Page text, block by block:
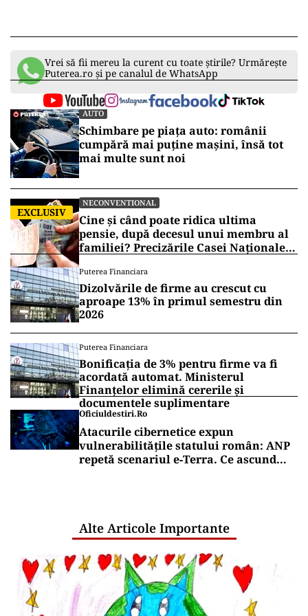
Vrei să fii mereu la curent cu toate știrile? Urmărește
Puterea.ro și pe canalul de WhatsApp
AUTO
Schimbare pe piața auto: românii
cumpără mai puține mașini, însă tot
mai multe sunt noi
EXCLUSIV
NECONVENTIONAL
Cine și când poate ridica ultima
pensie, după decesul unui membru al
familiei? Precizările Casei Naționale
Puterea Financiara
Dizolvările de firme au crescut cu
aproape 13% în primul semestru din
2026
Puterea Financiara
Bonificația de 3% pentru firme va fi
acordată automat. Ministerul
Finanțelor elimină cererile și
documentele suplimentare
Oficiuldestiri.ro
Atacurile cibernetice expun
vulnerabilitățile statului român: ANP
repetă scenariul e‑Terra. Ce ascund
Alte Articole Importante